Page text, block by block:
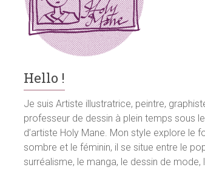
Hello !
Je suis Artiste illustratrice, peintre,
professeur de dessin à plein temps sous
d’artiste Holy Mane. Mon style explore le
sombre et le féminin, il se situe entre le
surréalisme, le manga, le dessin de mode,